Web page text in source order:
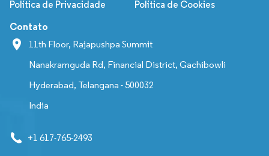
Política de Privacidade Política de Cookies
Contato
11th Floor, Rajapushpa Summit
Nanakramguda Rd, Financial District, Gachibowli
Hyderabad, Telangana - 500032
India
+1 617-765-2493